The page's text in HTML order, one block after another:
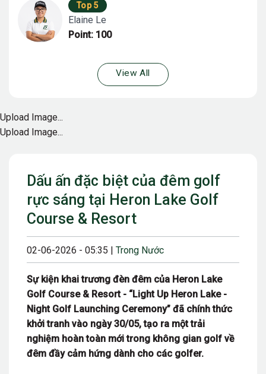
Dấu ấn đặc biệt của đêm golf
rực sáng tại Heron Lake Golf
Course & Resort
02-06-2026 - 05:35 | Trong Nước
Sự kiện khai trương đèn đêm của Heron Lake
Golf Course & Resort - “Light Up Heron Lake -
Night Golf Launching Ceremony” đã chính thức
khởi tranh vào ngày 30/05, tạo ra một trải
nghiệm hoàn toàn mới trong không gian golf về
đêm đầy cảm hứng dành cho các golfer.
Top 5
Elaine Le
Point: 100
View All
Upload Image...
Upload Image...